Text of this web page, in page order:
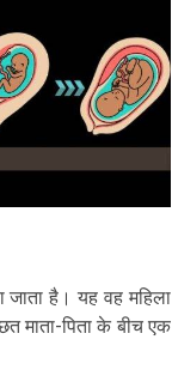
है। यह वह महिला
माता-पिता के बीच एक